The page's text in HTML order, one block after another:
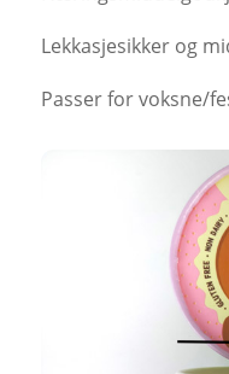
Lekkasjesikker og
Passer for voksne/